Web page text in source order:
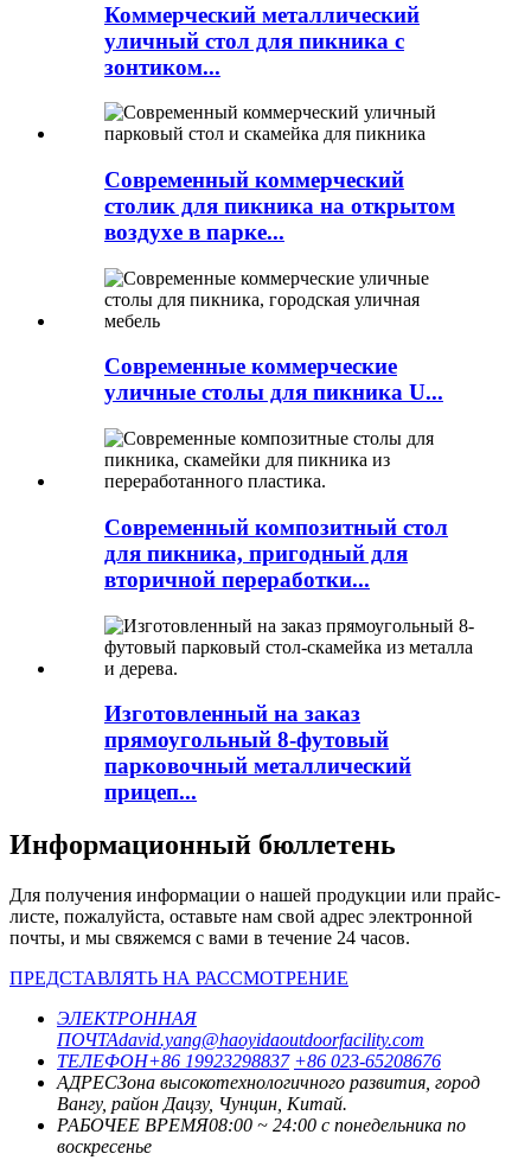
Коммерческий металлический
уличный стол для пикника с
зонтиком...
Современный коммерческий
столик для пикника на открытом
воздухе в парке...
Современные коммерческие
уличные столы для пикника U...
Современный композитный стол
для пикника, пригодный для
вторичной переработки...
Изготовленный на заказ
прямоугольный 8-футовый
парковочный металлический
прицеп...
Информационный бюллетень
Для получения информации о нашей продукции или прайс-
листе, пожалуйста, оставьте нам свой адрес электронной
почты, и мы свяжемся с вами в течение 24 часов.
ПРЕДСТАВЛЯТЬ НА РАССМОТРЕНИЕ
ЭЛЕКТРОННАЯ
ПОЧТАdavid.yang@haoyidaoutdoorfacility.com
ТЕЛЕФОН+86 19923298837 +86 023-65208676
АДРЕСЗона высокотехнологичного развития, город
Вангу, район Дацзу, Чунцин, Китай.
РАБОЧЕЕ ВРЕМЯ08:00 ~ 24:00 с понедельника по
воскресенье